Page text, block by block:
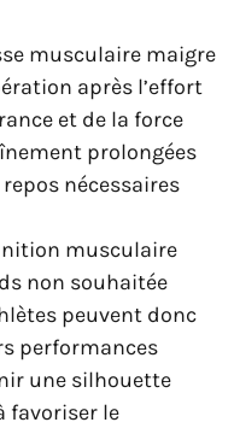
musculaire maigre
après l’effort
et de la force
prolongées
nécessaires
musculaire
non souhaitée
peuvent donc
performances
une silhouette
favoriser le